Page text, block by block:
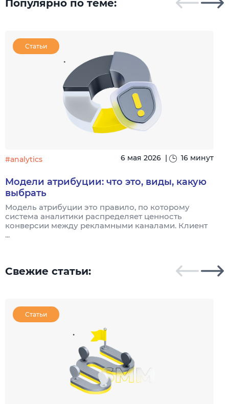
Популярно по теме:
Статьи
#analytics 6 мая 2026 | 16 минут
Модели атрибуции: что это, виды, какую
выбрать
Модель атрибуции это правило, по которому
система аналитики распределяет ценность
конверсии между рекламными каналами. Клиент
...
Свежие статьи:
Статьи